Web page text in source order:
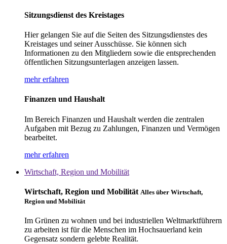
Sitzungsdienst des Kreistages
Hier gelangen Sie auf die Seiten des Sitzungsdienstes des
Kreistages und seiner Ausschüsse. Sie können sich
Informationen zu den Mitgliedern sowie die entsprechenden
öffentlichen Sitzungsunterlagen anzeigen lassen.
mehr erfahren
Finanzen und Haushalt
Im Bereich Finanzen und Haushalt werden die zentralen
Aufgaben mit Bezug zu Zahlungen, Finanzen und Vermögen
bearbeitet.
mehr erfahren
Wirtschaft, Region und Mobilität
Wirtschaft, Region und Mobilität Alles über Wirtschaft,
Region und Mobilität
Im Grünen zu wohnen und bei industriellen Weltmarktführern
zu arbeiten ist für die Menschen im Hochsauerland kein
Gegensatz sondern gelebte Realität.